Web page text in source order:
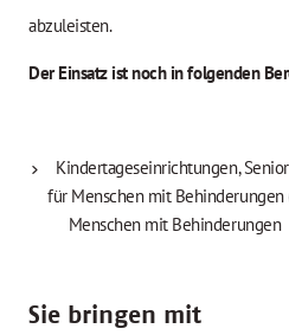
abzuleisten.
Der Einsatz ist noch in folgenden
Kindertageseinrichtungen,
für Menschen mit
Menschen mit Behinderungen
Sie bringen mit